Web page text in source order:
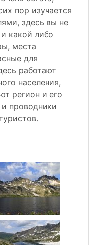
пор изучается
здесь вы не
какой либо
места
для
работают
населения,
регион и его
проводники